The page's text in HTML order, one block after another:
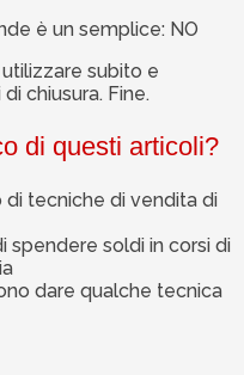
è un semplice: NO
subito e
chiusura. Fine.
di questi articoli?
di tecniche di vendita di
spendere soldi in corsi di
dare qualche tecnica